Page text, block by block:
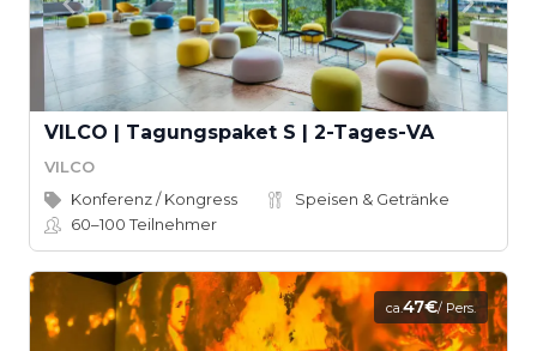
VILCO | Tagungspaket S | 2-Tages-VA
VILCO
Konferenz / Kongress
Speisen & Getränke
60–100Teilnehmer
ca.47€/ Pers.